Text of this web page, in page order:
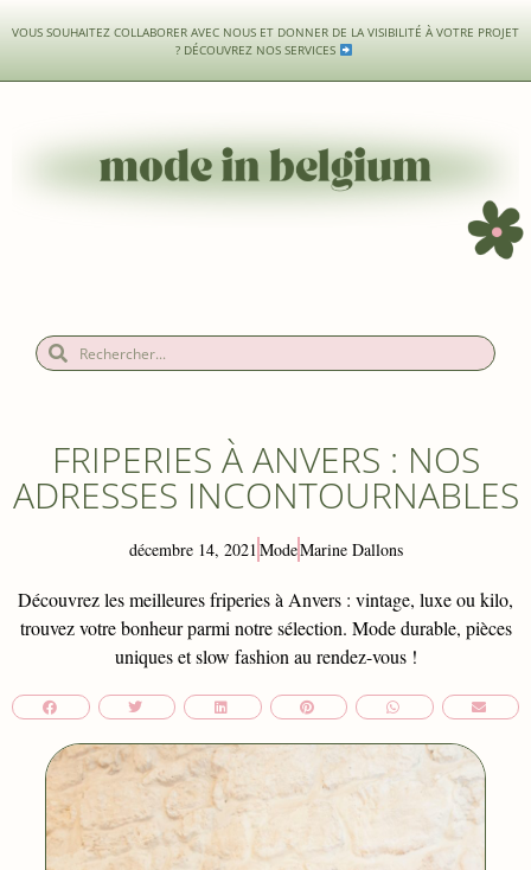
VOUS SOUHAITEZ COLLABORER AVEC NOUS ET DONNER DE LA VISIBILITÉ À VOTRE PROJET
? DÉCOUVREZ NOS SERVICES
FRIPERIES À ANVERS : NOS
ADRESSES INCONTOURNABLES
décembre 14, 2021ModeMarine Dallons
Découvrez les meilleures friperies à Anvers : vintage, luxe ou kilo,
trouvez votre bonheur parmi notre sélection. Mode durable, pièces
uniques et slow fashion au rendez-vous !